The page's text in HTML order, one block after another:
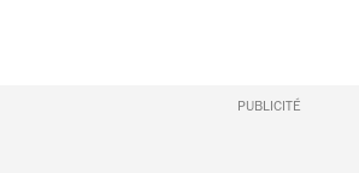
PUBLICITÉ